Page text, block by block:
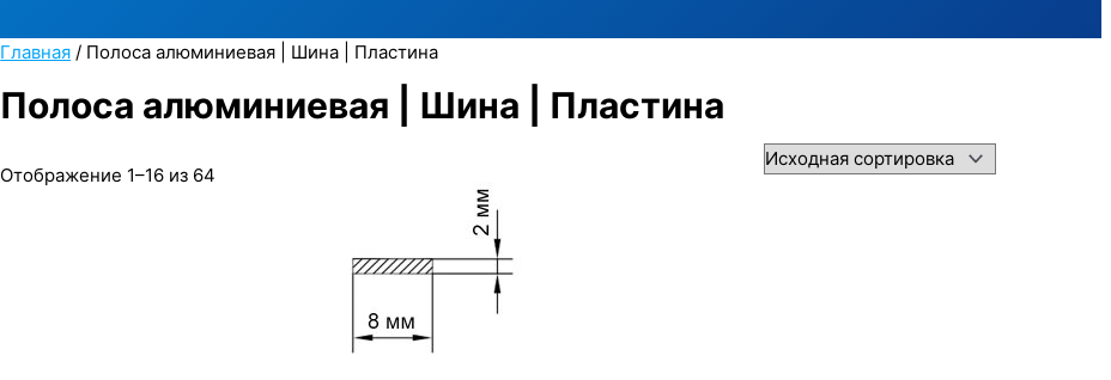
Главная / Полоса алюминиевая | Шина | Пластина
Полоса алюминиевая | Шина | Пластина
Отображение 1–16 из 64